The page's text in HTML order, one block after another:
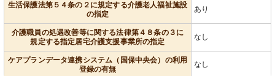
生活保護法第５４条の２に規定する介護老人福祉施設
の指定
あり
介護職員の処遇改善等に関する法律第４８条の３に
規定する指定居宅介護支援事業所の指定
なし
ケアプランデータ連携システム（国保中央会）の利用
登録の有無
なし